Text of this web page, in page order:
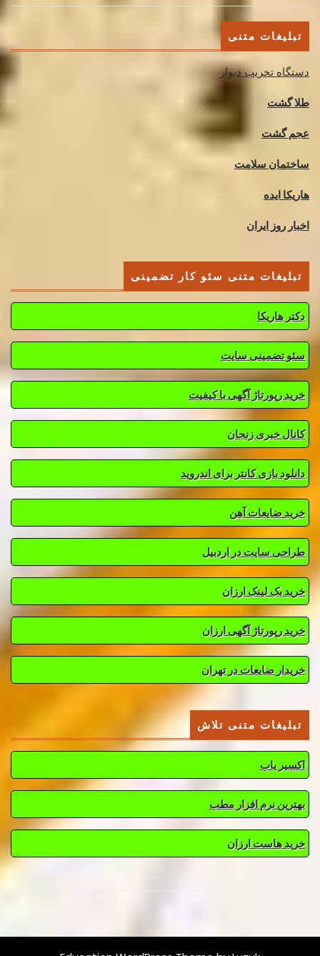
تبلیغات متنی
دستگاه تخریب دیوار
طلا گشت
عجم گشت
ساختمان سلامت
هاریکا ایده
اخبار روز ایران
تبلیغات متنی سئو کار تضمینی
دکتر هاریکا
سئو تضمینی سایت
خرید رپورتاژ آگهی با کیفیت
کانال خبری زنجان
دانلود بازی کانتر برای اندروید
خرید ضایعات آهن
طراحی سایت در اردبیل
خرید بک لینک ارزان
خرید رپورتاژ آگهی ارزان
خریدار ضایعات در تهران
تبلیغات متنی تلاش
اکسیر یاب
بهترین نرم افزار مطب
خرید هاست ارزان